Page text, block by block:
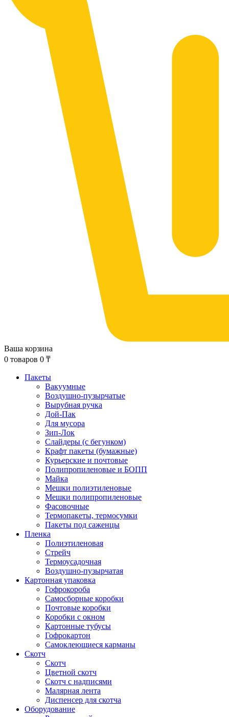
Ваша корзина
0 товаров 0 ₸
Пакеты
Вакуумные
Воздушно-пузырчатые
Вырубная ручка
Дой-Пак
Для мусора
Зип-Лок
Слайдеры (с бегунком)
Крафт пакеты (бумажные)
Курьерские и почтовые
Полипропиленовые и БОПП
Майка
Мешки полиэтиленовые
Мешки полипропиленовые
Фасовочные
Термопакеты, термосумки
Пакеты под саженцы
Пленка
Полиэтиленовая
Стрейч
Термоусадочная
Воздушно-пузырчатая
Картонная упаковка
Гофрокороба
Самосборные коробки
Почтовые коробки
Коробки с окном
Картонные тубусы
Гофрокартон
Самоклеющиеся карманы
Скотч
Скотч
Цветной скотч
Скотч с надписями
Малярная лента
Диспенсер для скотча
Оборудование